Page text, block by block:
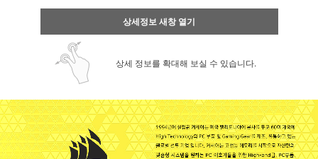
상세정보 새창 열기
상세 정보를 확대해 보실 수 있습니다.